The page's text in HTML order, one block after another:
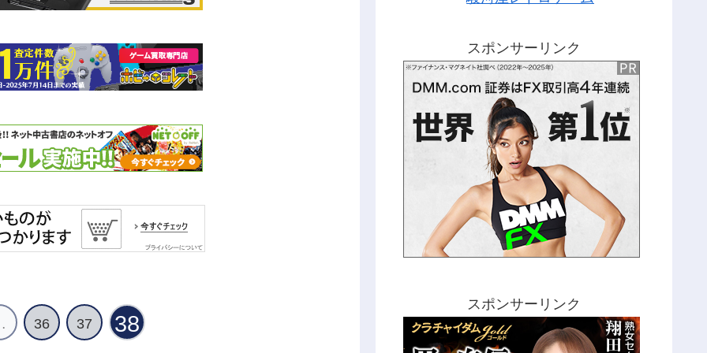
36 37 38
スポンサーリンク
スポンサーリンク